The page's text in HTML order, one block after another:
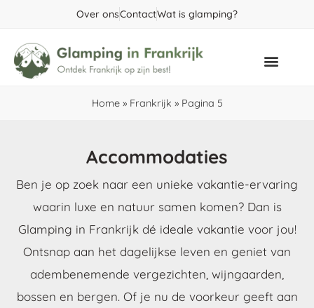
Over onsContactWat is glamping?
Home» Frankrijk » Pagina 5
Accommodaties
Ben je op zoek naar een unieke vakantie-ervaring
waarin luxe en natuur samen komen? Dan is
Glamping in Frankrijk dé ideale vakantie voor jou!
Ontsnap aan het dagelijkse leven en geniet van
adembenemende vergezichten, wijngaarden,
bossen en bergen. Of je nu de voorkeur geeft aan